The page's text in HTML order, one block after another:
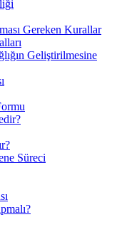
Gereken Kurallar
Geliştirilmesine
Süreci